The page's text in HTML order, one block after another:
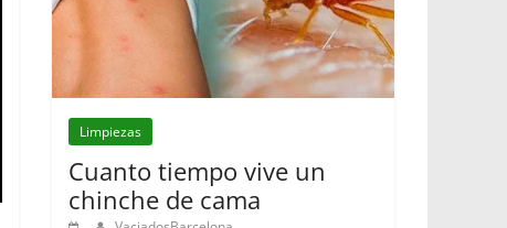
Limpiezas
Cuanto tiempo vive un
chinche de cama